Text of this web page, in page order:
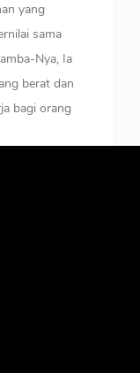
yang
sama
Nya, Ia
berat dan
bagi orang